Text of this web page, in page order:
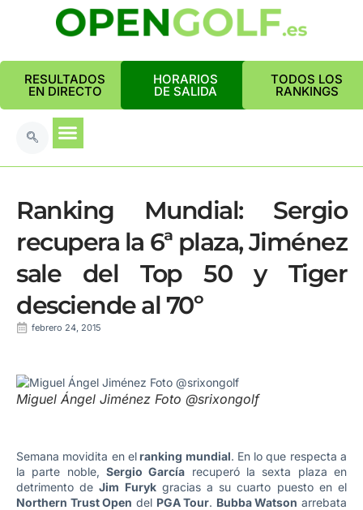
RESULTADOS
EN DIRECTO
HORARIOS
DE SALIDA
TODOS LOS
RANKINGS
Ranking Mundial: Sergio
recupera la 6ª plaza, Jiménez
sale del Top 50 y Tiger
desciende al 70º
febrero 24, 2015
Miguel Ángel Jiménez Foto @srixongolf
Semana movidita en elranking mundial. En lo que respecta a
la parte noble, Sergio García recuperó la sexta plaza en
detrimento deJim Furykgracias a su cuarto puesto en el
Northern Trust Open del PGA Tour. Bubba Watson arrebata